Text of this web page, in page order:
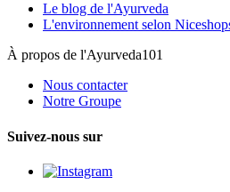
Le blog de l'Ayurveda
L'environnement selon
À propos de l'Ayurveda101
Nous contacter
Notre Groupe
Suivez-nous sur